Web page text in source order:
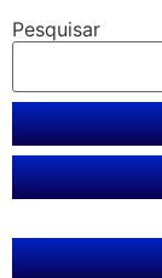
Pesquisar